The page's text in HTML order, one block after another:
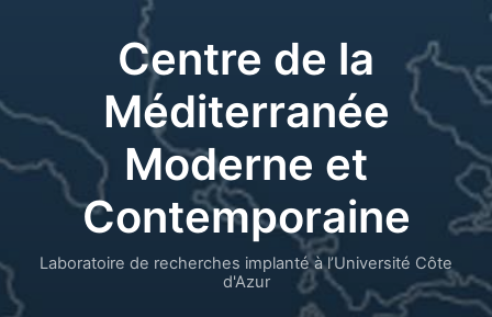
Centre de la
Méditerranée
Moderne et
Contemporaine
Laboratoire de recherches implanté à l’Université Côte
d'Azur